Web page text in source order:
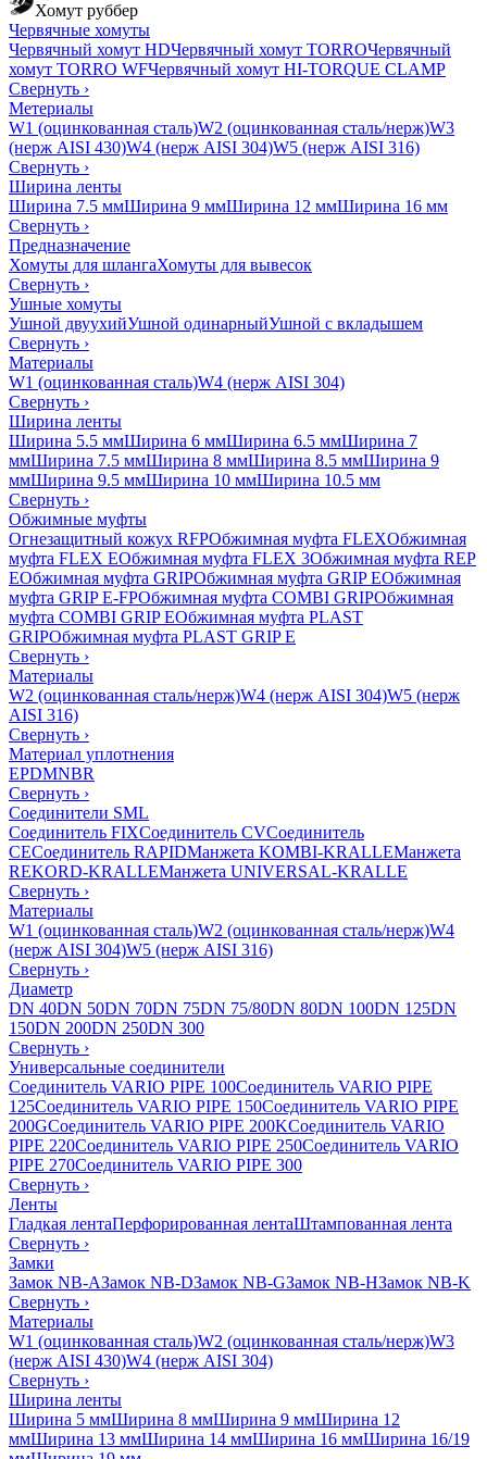
Хомут руббер
Червячные хомуты
Червячный хомут HDЧервячный хомут TORROЧервячный
хомут TORRO WFЧервячный хомут HI-TORQUE CLAMP
Свернуть ›
Метериалы
W1 (оцинкованная сталь)W2 (оцинкованная сталь/нерж)W3
(нерж AISI 430)W4 (нерж AISI 304)W5 (нерж AISI 316)
Свернуть ›
Ширина ленты
Ширина 7.5 ммШирина 9 ммШирина 12 ммШирина 16 мм
Свернуть ›
Предназначение
Хомуты для шлангаХомуты для вывесок
Свернуть ›
Ушные хомуты
Ушной двуухийУшной одинарныйУшной с вкладышем
Свернуть ›
Материалы
W1 (оцинкованная сталь)W4 (нерж AISI 304)
Свернуть ›
Ширина ленты
Ширина 5.5 ммШирина 6 ммШирина 6.5 ммШирина 7
ммШирина 7.5 ммШирина 8 ммШирина 8.5 ммШирина 9
ммШирина 9.5 ммШирина 10 ммШирина 10.5 мм
Свернуть ›
Обжимные муфты
Огнезащитный кожух RFPОбжимная муфта FLEXОбжимная
муфта FLEX EОбжимная муфта FLEX 3Обжимная муфта REP
EОбжимная муфта GRIPОбжимная муфта GRIP EОбжимная
муфта GRIP E-FPОбжимная муфта COMBI GRIPОбжимная
муфта COMBI GRIP EОбжимная муфта PLAST
GRIPОбжимная муфта PLAST GRIP E
Свернуть ›
Материалы
W2 (оцинкованная сталь/нерж)W4 (нерж AISI 304)W5 (нерж
AISI 316)
Свернуть ›
Материал уплотнения
EPDMNBR
Свернуть ›
Соединители SML
Соединитель FIXСоединитель CVСоединитель
CEСоединитель RAPIDМанжета KOMBI-KRALLEМанжета
REKORD-KRALLEМанжета UNIVERSAL-KRALLE
Свернуть ›
Материалы
W1 (оцинкованная сталь)W2 (оцинкованная сталь/нерж)W4
(нерж AISI 304)W5 (нерж AISI 316)
Свернуть ›
Диаметр
DN 40DN 50DN 70DN 75DN 75/80DN 80DN 100DN 125DN
150DN 200DN 250DN 300
Свернуть ›
Универсальные соединители
Соединитель VARIO PIPE 100Соединитель VARIO PIPE
125Соединитель VARIO PIPE 150Соединитель VARIO PIPE
200GСоединитель VARIO PIPE 200KСоединитель VARIO
PIPE 220Соединитель VARIO PIPE 250Соединитель VARIO
PIPE 270Соединитель VARIO PIPE 300
Свернуть ›
Ленты
Гладкая лентаПерфорированная лентаШтампованная лента
Свернуть ›
Замки
Замок NB-AЗамок NB-DЗамок NB-GЗамок NB-HЗамок NB-K
Свернуть ›
Материалы
W1 (оцинкованная сталь)W2 (оцинкованная сталь/нерж)W3
(нерж AISI 430)W4 (нерж AISI 304)
Свернуть ›
Ширина ленты
Ширина 5 ммШирина 8 ммШирина 9 ммШирина 12
ммШирина 13 ммШирина 14 ммШирина 16 ммШирина 16/19